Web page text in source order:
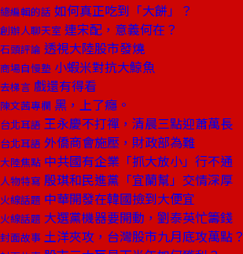
總編輯的話 如何真正吃到「大餅」？
創辦人聊天室 連宋配，意義何在？
石頭評論 透視大陸股市發燒
商場自慢塾 小蝦米對抗大鯨魚
去梯言 戲還有得看
陳文茜專欄 黑，上了癮。
台北耳語 王永慶不打禪，清晨三點迎蕭萬長
台北耳語 外僑商會施壓，財政部為難
大陸焦點 中共國有企業「抓大放小」行不通
人物特寫 殷琪和民進黨「宜蘭幫」交情深厚
火線話題 中華開發在韓國撿到大便宜
火線話題 大選黨機器要開動，劉泰英忙籌錢
封面故事 土洋夾攻，台灣股市九月底攻萬點？